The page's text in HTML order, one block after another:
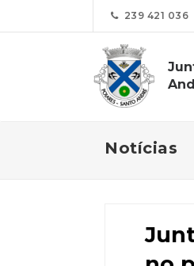
239 421 036
Notícias